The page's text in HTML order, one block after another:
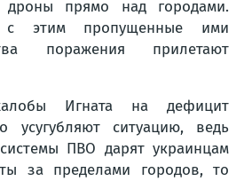
прямо над городами.
с этим пропущенные ими
поражения прилетают
Игната на дефицит
усугубляют ситуацию, ведь
ПВО дарят украинцам
за пределами городов, то